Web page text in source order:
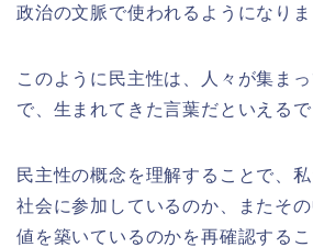
政治の文脈で使われるようになりま
このように民主性は、人々が集ま
で、生まれてきた言葉だといえるで
民主性の概念を理解することで、
社会に参加しているのか、またそ
値を築いているのかを再確認するこ